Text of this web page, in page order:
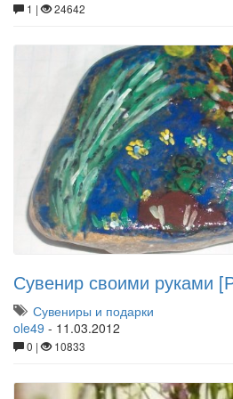
1 | 24642
Сувенир своими руками
Сувениры и подарки
ole49 - 11.03.2012
0 | 10833